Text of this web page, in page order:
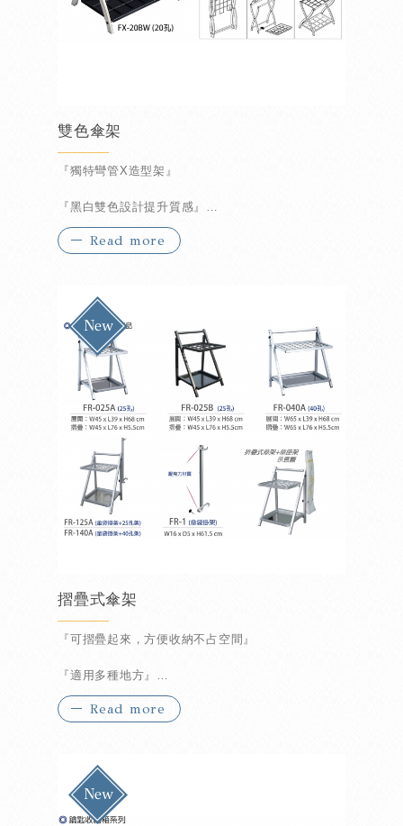
雙色傘架
『獨特彎管X造型架』
『黑白雙色設計提升質感』
『免工具三步驟組裝完成』
Read more
摺疊式傘架
『可摺疊起來，方便收納不占空間』
『適用多種地方』
Read more